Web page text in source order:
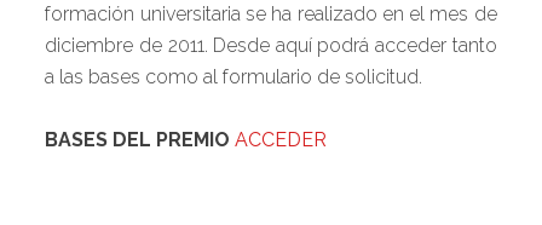
formación universitaria se ha realizado en el mes de
diciembre de 2011. Desde aquí podrá acceder tanto
a las bases como al formulario de solicitud.
BASES DEL PREMIOACCEDER